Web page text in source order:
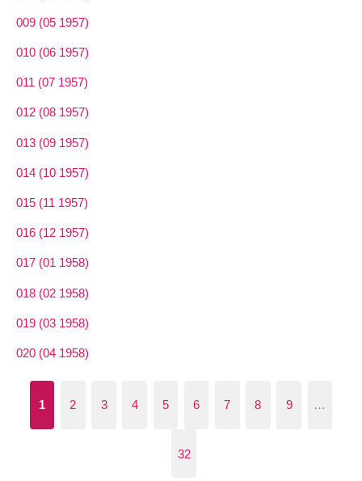
009 (05 1957)
010 (06 1957)
011 (07 1957)
012 (08 1957)
013 (09 1957)
014 (10 1957)
015 (11 1957)
016 (12 1957)
017 (01 1958)
018 (02 1958)
019 (03 1958)
020 (04 1958)
1 2 3 4 5 6 7 8 9 …
32